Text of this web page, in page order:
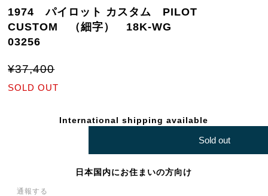
1974 パイロット カスタム PILOT
CUSTOM （細字） 18K-WG
03256
¥37,400
SOLD OUT
International shipping available
Sold out
日本国内にお住まいの方向け
通報する